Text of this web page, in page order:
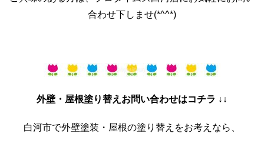
合わせ下しませ(*^^*)
外壁・屋根塗り替えお問い合わせはコチラ ↓↓
白河市で外壁塗装・屋根の塗り替えをお考えなら、